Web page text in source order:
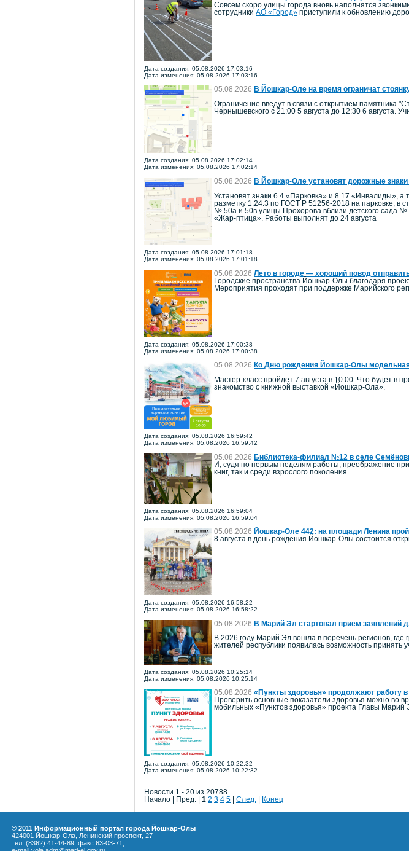
Совсем скоро улицы города вновь наполнятся
сотрудники АО «Город» приступили к обновлению
Дата создания: 05.08.2026 17:03:16
Дата изменения: 05.08.2026 17:03:16
05.08.2026 В Йошкар-Оле на время ограничат
Ограничение введут в связи с открытием памятника
Чернышевского с 21:00 5 августа до 12:30 6 августа.
Дата создания: 05.08.2026 17:02:14
Дата изменения: 05.08.2026 17:02:14
05.08.2026 В Йошкар-Оле установят дорожные
Установят знаки 6.4 «Парковка» и 8.17 «Инвалиды», а
разметку 1.24.3 по ГОСТ Р 51256-2018 на парковке, в
№ 50а и 50в улицы Прохорова вблизи детского сада №
«Жар-птица». Работы выполнят до 24 августа
Дата создания: 05.08.2026 17:01:18
Дата изменения: 05.08.2026 17:01:18
05.08.2026 Лето в городе — хороший повод
Городские пространства Йошкар-Олы благодаря
Мероприятия проходят при поддержке Марийского
Дата создания: 05.08.2026 17:00:38
Дата изменения: 05.08.2026 17:00:38
05.08.2026 Ко Дню рождения Йошкар-Олы
Мастер-класс пройдет 7 августа в 10:00. Что будет в
знакомство с книжной выставкой «Йошкар-Ола».
Дата создания: 05.08.2026 16:59:42
Дата изменения: 05.08.2026 16:59:42
05.08.2026 Библиотека-филиал №12 в селе
И, судя по первым неделям работы, преображение
книг, так и среди взрослого поколения.
Дата создания: 05.08.2026 16:59:04
Дата изменения: 05.08.2026 16:59:04
05.08.2026 Йошкар-Оле 442: на площади Ленина
8 августа в день рождения Йошкар-Олы состоится
Дата создания: 05.08.2026 16:58:22
Дата изменения: 05.08.2026 16:58:22
05.08.2026 В Марий Эл стартовал прием заявлений
В 2026 году Марий Эл вошла в перечень регионов,
жителей республики появилась возможность принять
Дата создания: 05.08.2026 10:25:14
Дата изменения: 05.08.2026 10:25:14
05.08.2026 «Пункты здоровья» продолжают работу
Проверить основные показатели здоровья можно во
мобильных «Пунктов здоровья» проекта Главы
Дата создания: 05.08.2026 10:22:32
Дата изменения: 05.08.2026 10:22:32
Новости 1 - 20 из 20788
Начало | Пред. | 1 2 3 4 5 След. Конец
© 2011 Информационный портал города Йошкар-Олы
424001 Йошкар-Ола, Ленинский проспект, 27
тел. (8362) 41-44-89, факс 63-03-71,